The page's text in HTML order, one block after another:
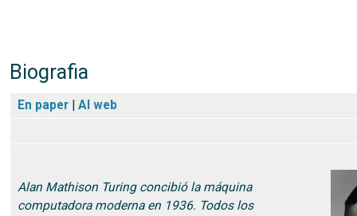
Biografia
En paper Al web
Alan Mathison Turing concibió la máquina
computadora moderna en 1936. Todos los